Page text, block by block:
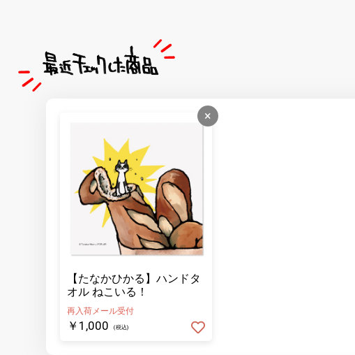
×
【たなかひかる】ハンドタ
オル ねこいる！
再入荷メール受付
￥1,000 (税込)